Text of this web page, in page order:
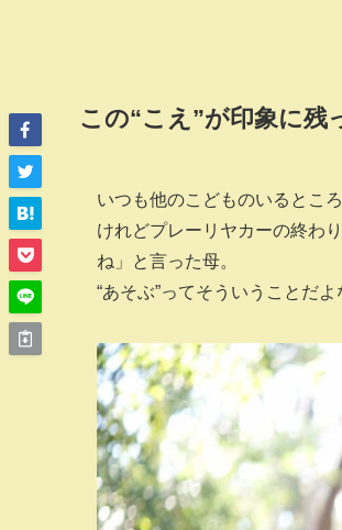
この“こえ”が印象に残
いつも他のこどものいるとこ
けれどプレーリヤカーの終わ
ね」と言った母。
“あそぶ”ってそういうことだ